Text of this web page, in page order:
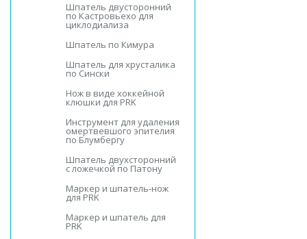
Шпатель двусторонний
по Кастровьехо для
циклодиализа
Шпатель по Кимура
Шпатель для хрусталика
по Сински
Нож в виде хоккейной
клюшки для PRK
Инструмент для удаления
омертвевшого эпителия
по Блумбергу
Шпатель двухсторонний
с ложечкой по Патону
Маркер и шпатель-нож
для PRK
Маркер и шпатель для
PRK